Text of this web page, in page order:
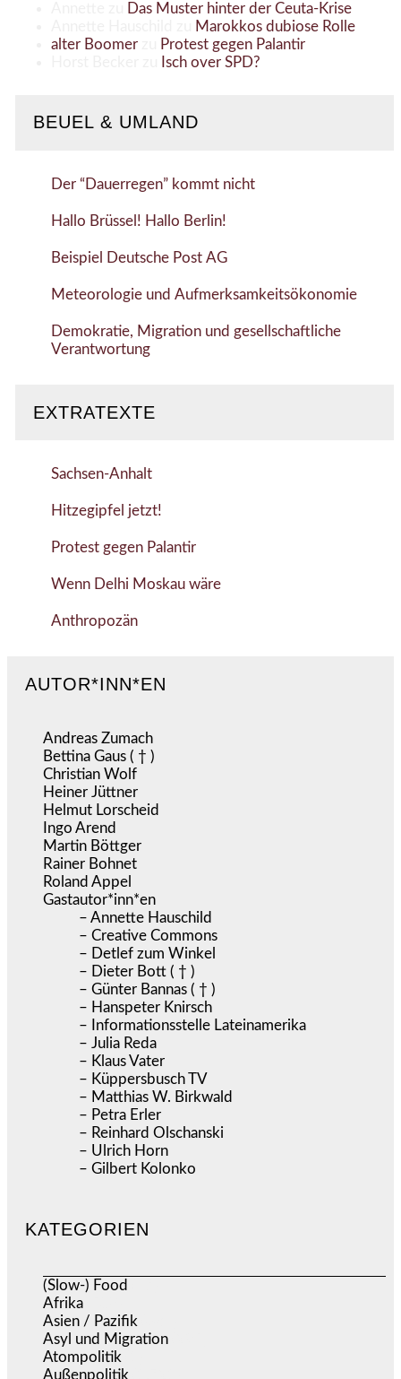
Das Muster hinter der Ceuta-Krise
Marokkos dubiose Rolle
alter Boomerzu
Protest gegen Palantir
Isch over SPD?
BEUEL & UMLAND
Der “Dauerregen” kommt nicht
Hallo Brüssel! Hallo Berlin!
Beispiel Deutsche Post AG
Meteorologie und Aufmerksamkeitsökonomie
Demokratie, Migration und gesellschaftliche
Verantwortung
EXTRATEXTE
Sachsen-Anhalt
Hitzegipfel jetzt!
Protest gegen Palantir
Wenn Delhi Moskau wäre
Anthropozän
AUTOR*INN*EN
Andreas Zumach
Bettina Gaus ( † )
Christian Wolf
Heiner Jüttner
Helmut Lorscheid
Ingo Arend
Martin Böttger
Rainer Bohnet
Roland Appel
Gastautor*inn*en
– Annette Hauschild
– Creative Commons
– Detlef zum Winkel
– Dieter Bott ( † )
– Günter Bannas ( † )
– Hanspeter Knirsch
– Informationsstelle Lateinamerika
– Julia Reda
– Klaus Vater
– Küppersbusch TV
– Matthias W. Birkwald
– Petra Erler
– Reinhard Olschanski
– Ulrich Horn
– Gilbert Kolonko
KATEGORIEN
(Slow-) Food
Afrika
Asien / Pazifik
Asyl und Migration
Atompolitik
Außenpolitik